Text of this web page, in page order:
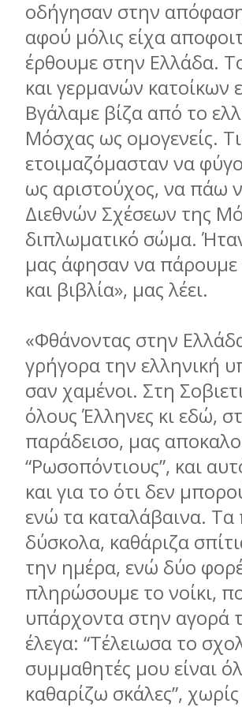
οδήγησαν στην
αφού µόλις είχα
έρθουµε στην Ελλάδα.
και γερµανών κατοίκων
Βγάλαµε βίζα από το
Μόσχας ως οµογενείς.
ετοιµαζόµασταν να
ως αριστούχος, να πάω
Διεθνών Σχέσεων της
διπλωµατικό σώµα.
µας άφησαν να πάρουµε
και βιβλία», µας λέει.
«Φθάνοντας στην
γρήγορα την ελληνική
σαν χαµένοι. Στη
όλους Έλληνες κι εδώ,
παράδεισο, µας
“Ρωσοπόντιους”, και
και για το ότι δεν
ενώ τα καταλάβαινα.
δύσκολα, καθάριζα
την ηµέρα, ενώ δύο
πληρώσουµε το νοίκι,
υπάρχοντα στην αγορά
έλεγα: “Τέλειωσα το
συµµαθητές µου είναι
καθαρίζω σκάλες”,